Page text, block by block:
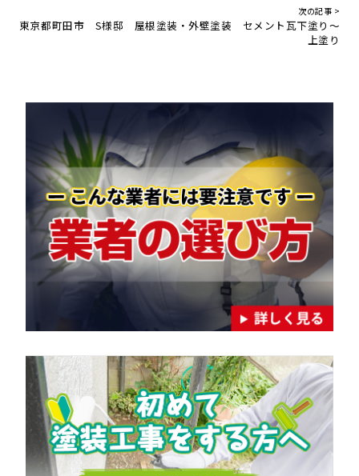
次の記事 >
東京都町田市 S様邸 屋根塗装・外壁塗装 セメント瓦下塗り～
上塗り